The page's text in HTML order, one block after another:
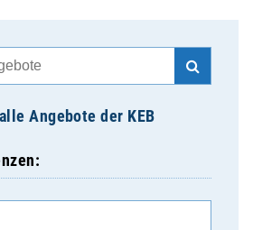
Angebote der KEB